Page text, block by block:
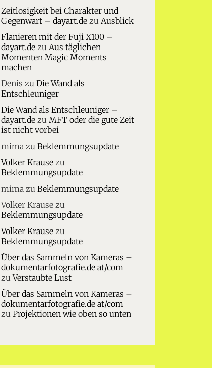
Zeitlosigkeit bei Charakter und
Gegenwart – dayart.dezu Ausblick
Flanieren mit der Fuji X100 –
dayart.dezu Aus täglichen
Momenten Magic Moments
machen
Denis zu Die Wand als
Entschleuniger
Die Wand als Entschleuniger –
dayart.dezu MFT oder die gute Zeit
ist nicht vorbei
mimazu Beklemmungsupdate
Volker Krausezu
Beklemmungsupdate
mimazu Beklemmungsupdate
Volker Krausezu
Beklemmungsupdate
Volker Krausezu
Beklemmungsupdate
Über das Sammeln von Kameras –
dokumentarfotografie.de at/com
zuVerstaubte Lust
Über das Sammeln von Kameras –
dokumentarfotografie.de at/com
zu Projektionen wie oben so unten